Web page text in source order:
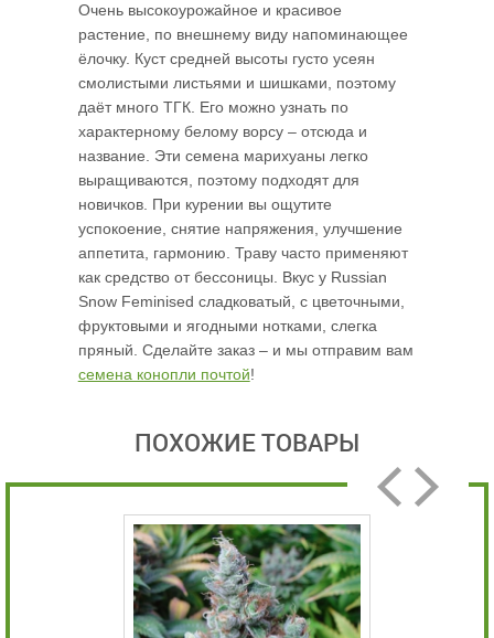
Очень высокоурожайное и красивое
растение, по внешнему виду напоминающее
ёлочку. Куст средней высоты густо усеян
смолистыми листьями и шишками, поэтому
даёт много ТГК. Его можно узнать по
характерному белому ворсу – отсюда и
название. Эти семена марихуаны легко
выращиваются, поэтому подходят для
новичков. При курении вы ощутите
успокоение, снятие напряжения, улучшение
аппетита, гармонию. Траву часто применяют
как средство от бессоницы. Вкус у Russian
Snow Feminised сладковатый, с цветочными,
фруктовыми и ягодными нотками, слегка
пряный. Сделайте заказ – и мы отправим вам
семена конопли почтой!
ПОХОЖИЕ ТОВАРЫ